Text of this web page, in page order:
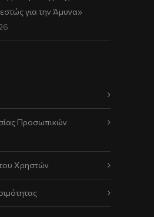
για την Άμυνα»
Προσωπικών
Χρηστών